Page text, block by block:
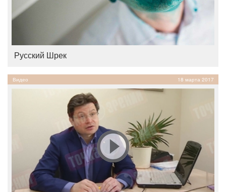
Русский Шрек
Видео 18 марта 2017